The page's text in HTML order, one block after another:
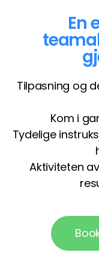
En
Tilpasning og
Kom i
Tydelige
Aktiviteten